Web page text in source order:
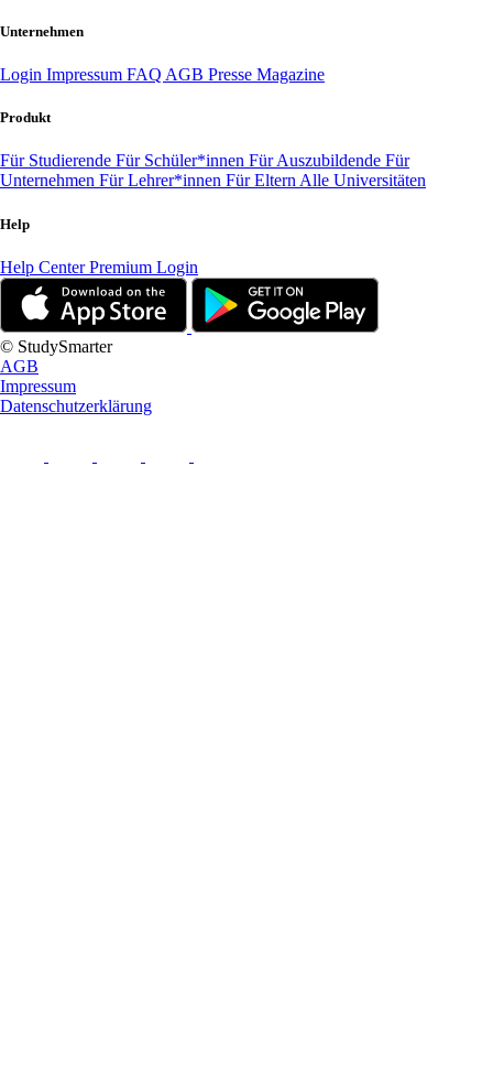
Unternehmen
Login Impressum FAQ AGB Presse Magazine
Produkt
Für Studierende Für Schüler*innen Für Auszubildende Für
Unternehmen Für Lehrer*innen Für ElternAlle Universitäten
Help
Help CenterPremium Login
© StudySmarter
AGB
Impressum
Datenschutzerklärung